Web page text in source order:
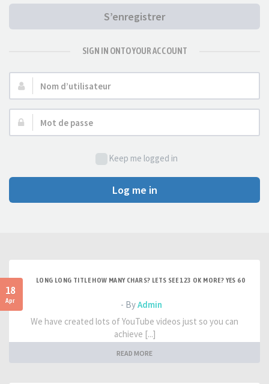
S’enregistrer
SIGN IN ONTO YOUR ACCOUNT
Nom
d’utilisateur :
Mot
de
Keep me logged in
Log me in
18
Apr
LONG LONG TITLE HOW MANY CHARS? LETS SEE 123 OK MORE? YES 60
- ByAdmin
We have created lots of YouTube videos just so you can
achieve [...]
READ MORE